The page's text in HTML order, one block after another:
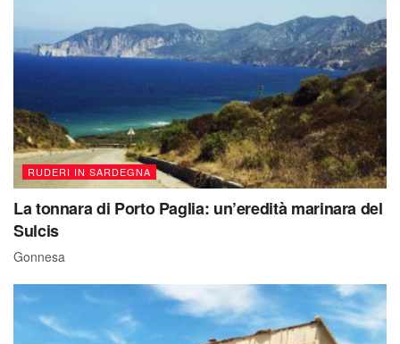
RUDERI IN SARDEGNA
La tonnara di Porto Paglia: un’eredità marinara del
Sulcis
Gonnesa